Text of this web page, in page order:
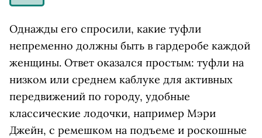
Однажды его спросили, какие туфли
непременно должны быть в гардеробе каждой
женщины. Ответ оказался простым: туфли на
низком или среднем каблуке для активных
передвижений по городу, удобные
классические лодочки, например Мэри
Джейн, с ремешком на подъеме и роскошные